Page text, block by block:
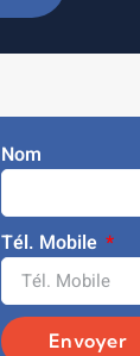
Nom
Tél. Mobile
Envoyer